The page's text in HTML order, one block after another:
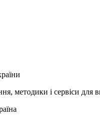
методики і сервіси